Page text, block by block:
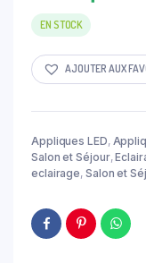
EN STOCK
AJOUTER AUX
Appliques LED,
Salon et Séjour,
eclairage, Salon et